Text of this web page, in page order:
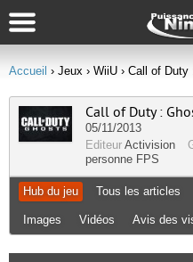
Accueil › Jeux › WiiU › Call of Duty
Call of Duty :
05/11/2013
Editeur Activision
personne FPS
Hub du jeu Tous les articles
Images Vidéos Avis des